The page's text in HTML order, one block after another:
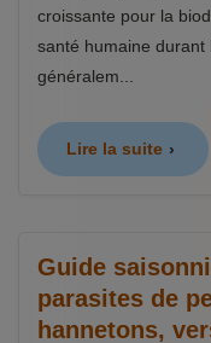
croissante pour la
santé humaine durant
généralem...
Lire la suite
Guide
parasites de
hannetons,